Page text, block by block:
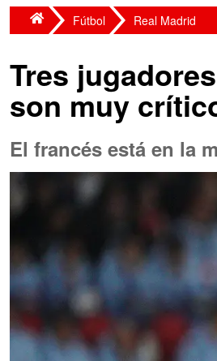
Fútbol Real Madrid
Tres
son muy
El francés está en la